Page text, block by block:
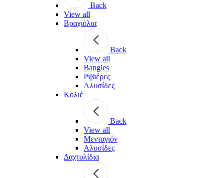
Back
View all
Βραχιόλια
Back
View all
Bangles
Ριβιέρες
Αλυσίδες
Κολιέ
Back
View all
Μενταγιόν
Αλυσίδες
Δαχτυλίδια